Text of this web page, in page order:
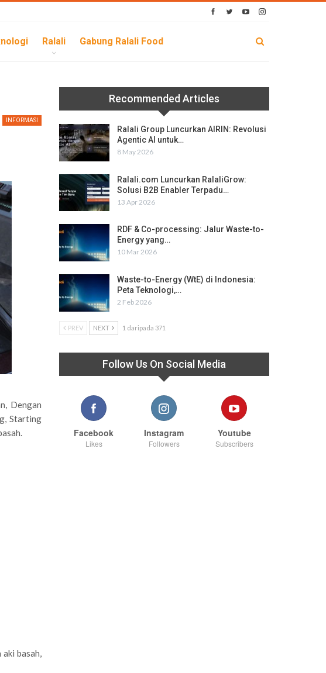
Ralali Gabung Ralali Food
INFORMASI
Dengan
Starting
basah,
Recommended Articles
Ralali Group Luncurkan AIRIN: Revolusi
Agentic AI untuk…
8 May 2026
Ralali.com Luncurkan RalaliGrow:
Solusi B2B Enabler Terpadu…
13 Apr 2026
RDF & Co-processing: Jalur Waste-to-
Energy yang…
10 Mar 2026
Waste-to-Energy (WtE) di Indonesia:
Peta Teknologi,…
2 Feb 2026
PREV NEXT 1 daripada 371
Follow Us On Social Media
Facebook
Likes
Instagram
Followers
Youtube
Subscribers